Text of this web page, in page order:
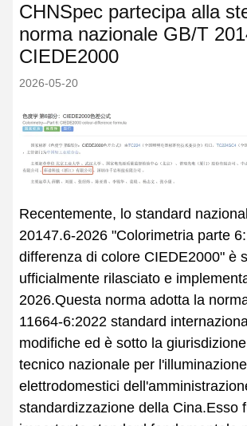
CHNSpec partecipa alla
norma nazionale GB/T
CIEDE2000
2026-05-20
Recentemente, lo standard
20147.6-2026 "Colorimetria parte
differenza di colore CIEDE2000" è
ufficialmente rilasciato e
2026.Questa norma adotta la
11664-6:2022 standard
modifiche ed è sotto la
tecnico nazionale per
elettrodomestici
standardizzazione della Cina.Esso